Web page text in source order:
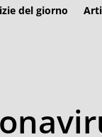
del giorno